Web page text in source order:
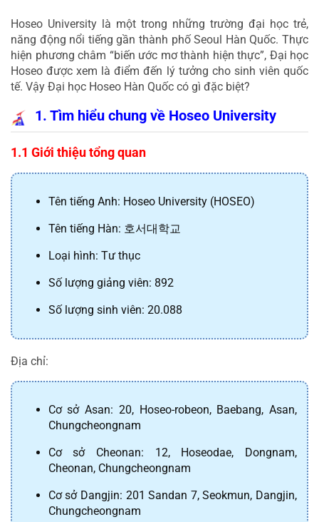
Hoseo University là một trong những trường đại học trẻ,
năng động nổi tiếng gần thành phố Seoul Hàn Quốc. Thực
hiện phương châm “biến ước mơ thành hiện thực”, Đại học
Hoseo được xem là điểm đến lý tưởng cho sinh viên quốc
tế. Vậy Đại học Hoseo Hàn Quốc có gì đặc biệt?
1. Tìm hiểu chung về Hoseo University
1.1 Giới thiệu tổng quan
Tên tiếng Anh: Hoseo University (HOSEO)
Tên tiếng Hàn: 호서대학교
Loại hình: Tư thục
Số lượng giảng viên: 892
Số lượng sinh viên: 20.088
Địa chỉ:
Cơ sở Asan: 20, Hoseo-robeon, Baebang, Asan,
Chungcheongnam
Cơ sở Cheonan: 12, Hoseodae, Dongnam,
Cheonan, Chungcheongnam
Cơ sở Dangjin: 201 Sandan 7, Seokmun, Dangjin,
Chungcheongnam